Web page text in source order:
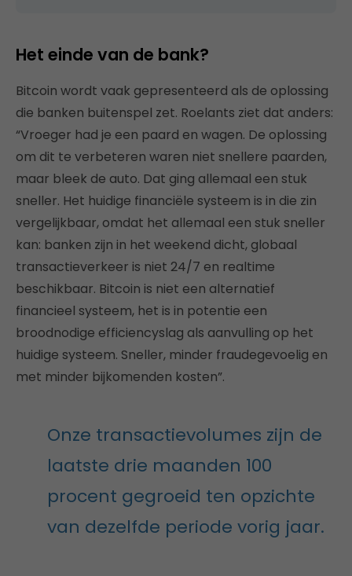
Het einde van de bank?
Bitcoin wordt vaak gepresenteerd als de oplossing
die banken buitenspel zet. Roelants ziet dat anders:
“Vroeger had je een paard en wagen. De oplossing
om dit te verbeteren waren niet snellere paarden,
maar bleek de auto. Dat ging allemaal een stuk
sneller. Het huidige financiële systeem is in die zin
vergelijkbaar, omdat het allemaal een stuk sneller
kan: banken zijn in het weekend dicht, globaal
transactieverkeer is niet 24/7 en realtime
beschikbaar. Bitcoin is niet een alternatief
financieel systeem, het is in potentie een
broodnodige efficiencyslag als aanvulling op het
huidige systeem. Sneller, minder fraudegevoelig en
met minder bijkomenden kosten”.
Onze transactievolumes zijn de
laatste drie maanden 100
procent gegroeid ten opzichte
van dezelfde periode vorig jaar.